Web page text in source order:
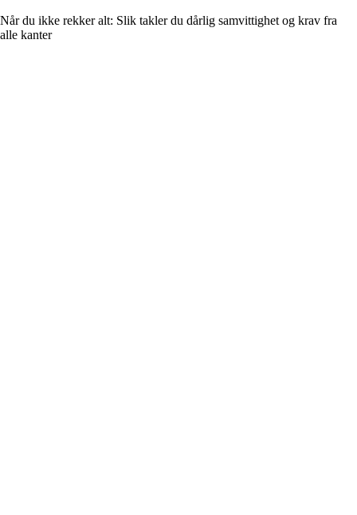
Når du ikke rekker alt: Slik takler du dårlig samvittighet og krav fra
alle kanter